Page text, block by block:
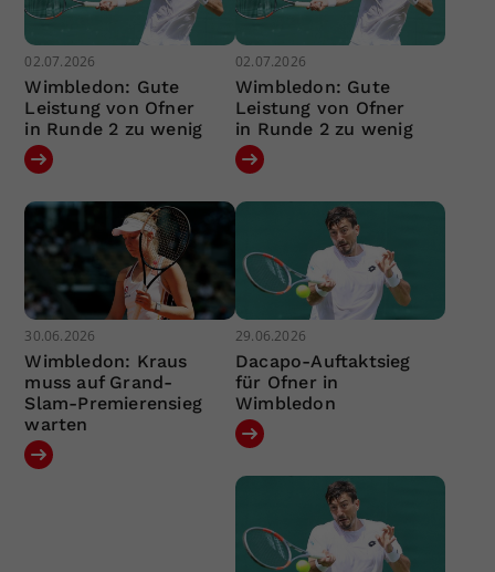
02.07.2026
Wimbledon: Gute
Leistung von Ofner
in Runde 2 zu wenig
02.07.2026
Wimbledon: Gute
Leistung von Ofner
in Runde 2 zu wenig
30.06.2026
Wimbledon: Kraus
muss auf Grand-
Slam-Premierensieg
warten
29.06.2026
Dacapo-Auftaktsieg
für Ofner in
Wimbledon